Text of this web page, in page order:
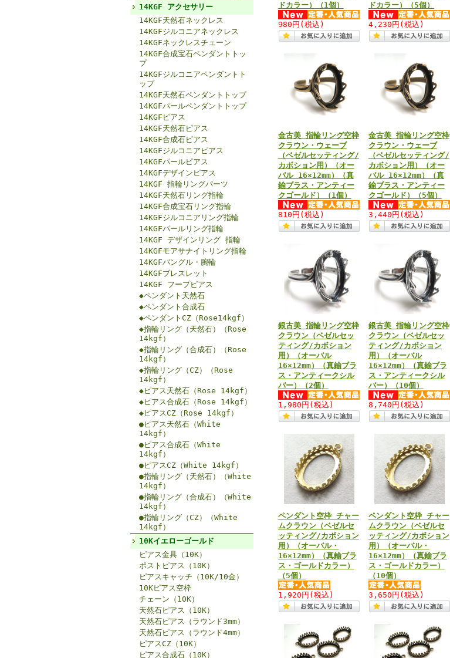
14KGF アクセサリー
14KGF天然石ネックレス
14KGFジルコニアネックレス
14KGFネックレスチェーン
14KGF合成宝石ペンダントトッ
プ
14KGFジルコニアペンダントト
ップ
14KGF天然石ペンダントトップ
14KGFパールペンダントトップ
14KGFピアス
14KGF天然石ピアス
14KGF合成石ピアス
14KGFジルコニアピアス
14KGFパールピアス
14KGFデザインピアス
14KGF 指輪リングパーツ
14KGF天然石リング指輪
14KGF合成宝石リング指輪
14KGFジルコニアリング指輪
14KGFパールリング指輪
14KGF デザインリング 指輪
14KGFモアサナイトリング指輪
14KGFバングル・腕輪
14KGFブレスレット
14KGF フープピアス
◆ペンダント天然石
◆ペンダント合成石
◆ペンダントCZ（Rose14kgf）
◆指輪リング（天然石）（Rose
14kgf）
◆指輪リング（合成石）（Rose
14kgf）
◆指輪リング（CZ）（Rose
14kgf）
◆ピアス天然石（Rose 14kgf）
◆ピアス合成石（Rose 14kgf）
◆ピアスCZ（Rose 14kgf）
●ピアス天然石（White
14kgf）
●ピアス合成石（White
14kgf）
●ピアスCZ（White 14kgf）
●指輪リング（天然石）（White
14kgf）
●指輪リング（合成石）（White
14kgf）
●指輪リング（CZ）（White
14kgf）
10Kイエローゴールド
ピアス金具（10K）
ポストピアス（10K）
ピアスキャッチ（10K/10金）
10Kピアス空枠
チェーン（10K）
天然石ピアス（10K）
天然石ピアス（ラウンド3mm）
天然石ピアス（ラウンド4mm）
ピアスCZ（10K）
ピアス合成石（10K）
ドカラー）（1個）
980円 (税込)
ドカラー）（5個）
4,230円 (税込)
金古美 指輪リング空枠
クラウン・ウェーブ
（ベゼルセッティング/
カボション用）（オー
バル 16×12mm）（真
鍮ブラス・アンティー
クゴールド）（1個）
810円 (税込)
金古美 指輪リング空枠
クラウン・ウェーブ
（ベゼルセッティング/
カボション用）（オー
バル 16×12mm）（真
鍮ブラス・アンティー
クゴールド）（5個）
3,440円 (税込)
銀古美 指輪リング空枠
クラウン（ベゼルセッ
ティング/カボション
用）（オーバル
16×12mm）（真鍮ブラ
ス・アンティークシル
バー）（2個）
1,980円 (税込)
銀古美 指輪リング空枠
クラウン（ベゼルセッ
ティング/カボション
用）（オーバル
16×12mm）（真鍮ブラ
ス・アンティークシル
バー）（10個）
8,740円 (税込)
ペンダント空枠 チャー
ムクラウン（ベゼルセ
ッティング/カボション
用）（オーバル・
16×12mm）（真鍮ブラ
ス・ゴールドカラー）
（5個）
1,920円 (税込)
ペンダント空枠 チャー
ムクラウン（ベゼルセ
ッティング/カボション
用）（オーバル・
16×12mm）（真鍮ブラ
ス・ゴールドカラー）
（10個）
3,650円 (税込)